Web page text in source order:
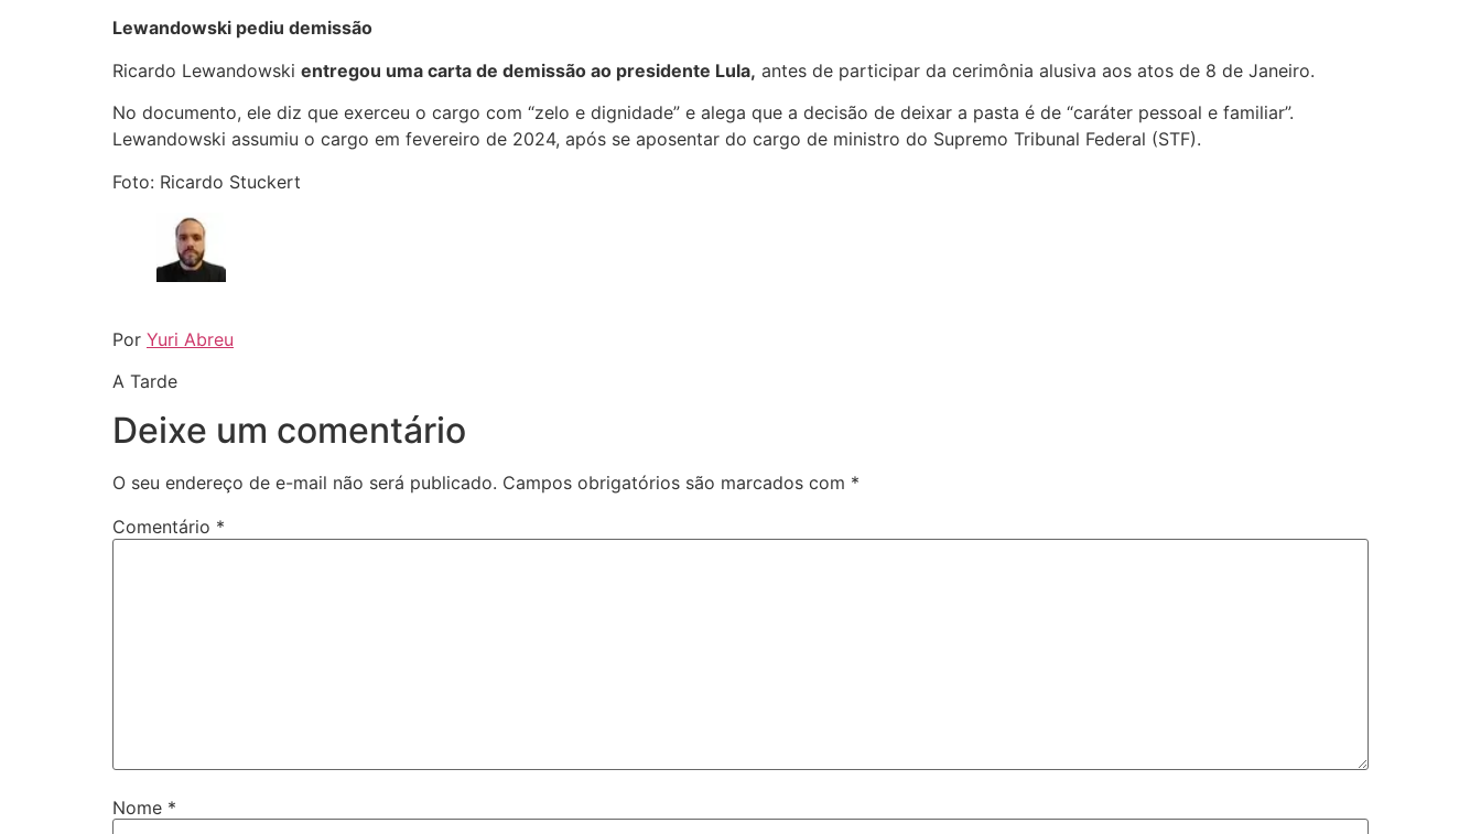
Lewandowski pediu demissão
Ricardo Lewandowski entregou uma carta de demissão ao presidente Lula, antes de participar da cerimônia alusiva aos atos de 8 de Janeiro.
No documento, ele diz que exerceu o cargo com “zelo e dignidade” e alega que a decisão de deixar a pasta é de “caráter pessoal e familiar”.
Lewandowski assumiu o cargo em fevereiro de 2024, após se aposentar do cargo de ministro do Supremo Tribunal Federal (STF).
Foto: Ricardo Stuckert
Por Yuri Abreu
A Tarde
Deixe um comentário
O seu endereço de e-mail não será publicado. Campos obrigatórios são marcados com *
Comentário *
Nome *